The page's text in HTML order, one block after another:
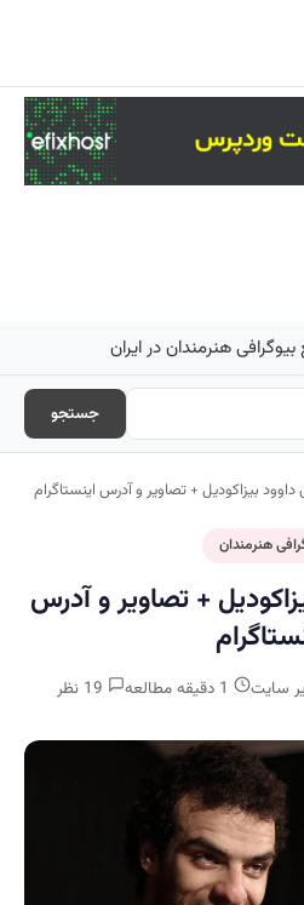
هنرمندان در ایران
جستجو
داوود بیزاکودیل + تصاویر و آدرس اینستاگرام
هنرمندان
+ تصاویر و آدرس
سایت